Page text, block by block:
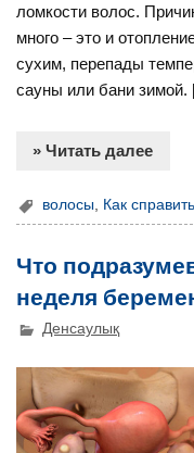
ломкости волос.
много – это и
сухим, перепады
сауны или бани
» Читать далее
волосы Как
Что
неделя
Денсаулық